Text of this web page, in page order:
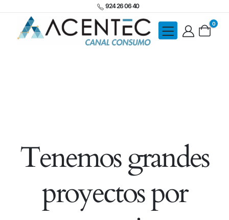
924 26 06 40
0
Tenemos grandes
proyectos por